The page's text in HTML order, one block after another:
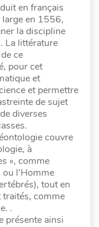
en français
large en 1556,
la discipline
La littérature
ce
pour cet
et
et permettre
de sujet
diverses
couvre
à
», comme
l’Homme
tout en
comme
.
présente ainsi